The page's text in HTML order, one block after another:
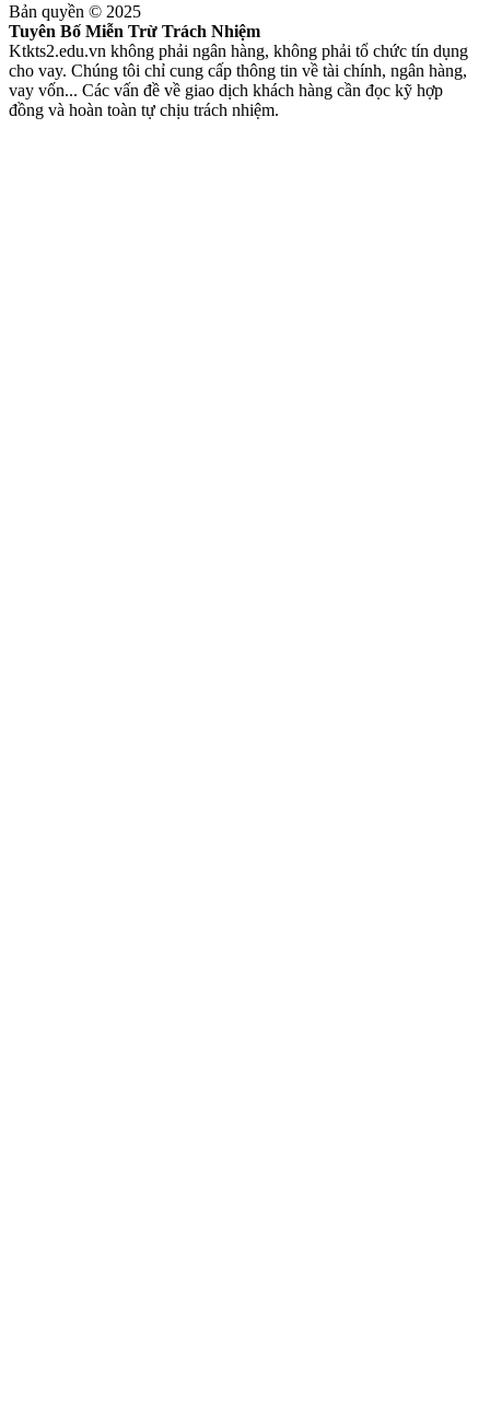
Bản quyền © 2025
Tuyên Bố Miễn Trừ Trách Nhiệm
Ktkts2.edu.vn không phải ngân hàng, không phải tổ chức tín dụng
cho vay. Chúng tôi chỉ cung cấp thông tin về tài chính, ngân hàng,
vay vốn... Các vấn đề về giao dịch khách hàng cần đọc kỹ hợp
đồng và hoàn toàn tự chịu trách nhiệm.